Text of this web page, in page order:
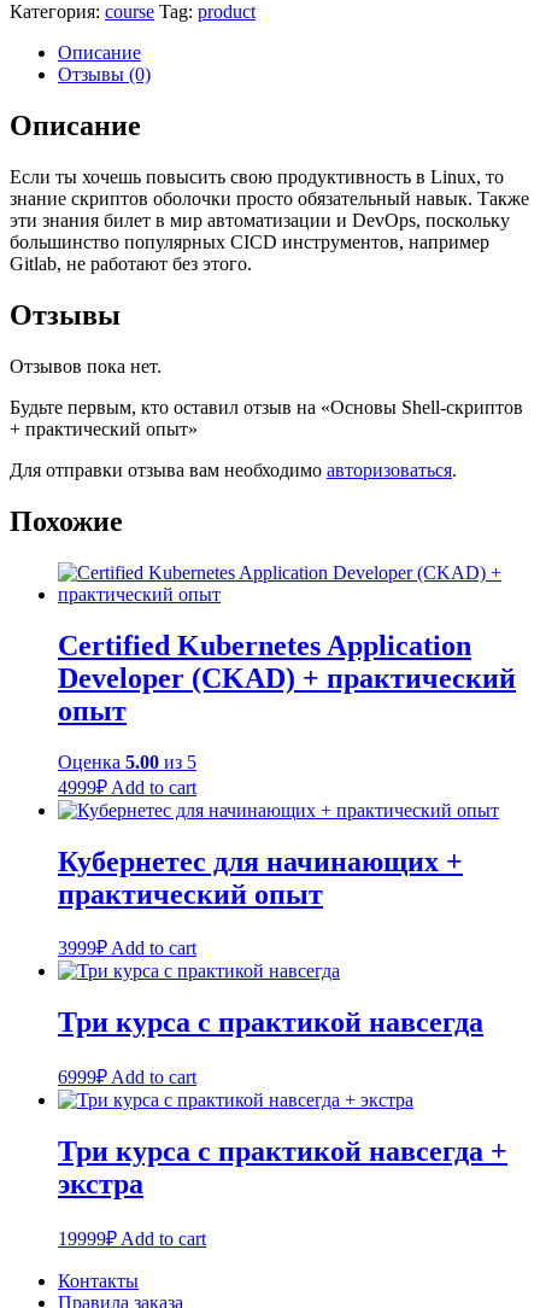
Категория: course Tag: product
Описание
Отзывы (0)
Описание
Если ты хочешь повысить свою продуктивность в Linux, то
знание скриптов оболочки просто обязательный навык. Также
эти знания билет в мир автоматизации и DevOps, поскольку
большинство популярных CICD инструментов, например
Gitlab, не работают без этого.
Отзывы
Отзывов пока нет.
Будьте первым, кто оставил отзыв на «Основы Shell-скриптов
+ практический опыт»
Для отправки отзыва вам необходимо авторизоваться.
Похожие
Certified Kubernetes Application
Developer (CKAD) + практический
опыт
Оценка 5.00 из 5
4999₽ Add to cart
Кубернетес для начинающих +
практический опыт
3999₽Add to cart
Три курса с практикой навсегда
6999₽ Add to cart
Три курса с практикой навсегда +
экстра
19999₽ Add to cart
Контакты
Правила заказа